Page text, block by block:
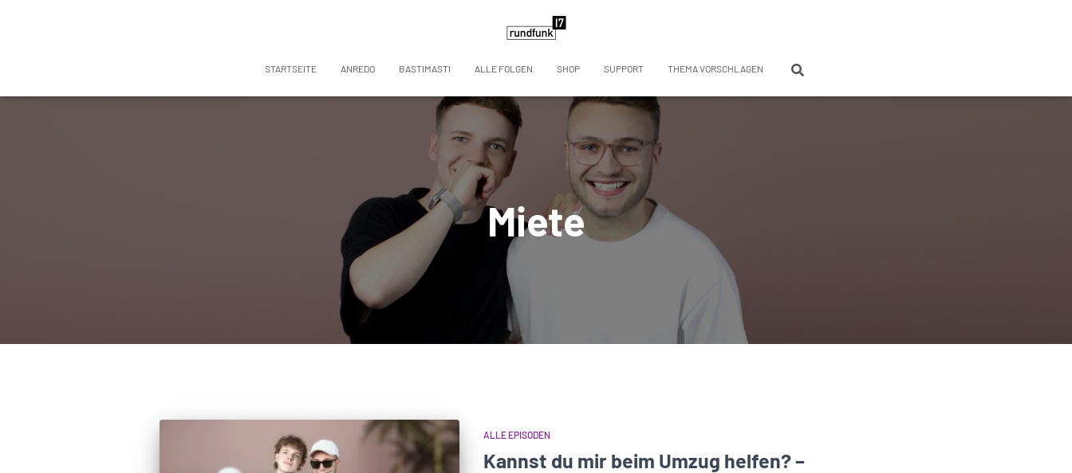
STARTSEITE ANREDO BASTIMASTI ALLE FOLGEN SHOP SUPPORT THEMA VORSCHLAGEN
Miete
ALLE EPISODEN
Kannst du mir beim Umzug helfen? –